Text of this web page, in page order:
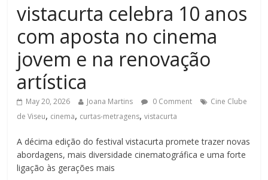
vistacurta celebra 10 anos
com aposta no cinema
jovem e na renovação
artística
May 20, 2026 Joana Martins 0 Comment
Cine Clube
de Viseu, cinema, curtas-metragens,vistacurta
A décima edição do festival vistacurta promete trazer novas
abordagens, mais diversidade cinematográfica e uma forte
ligação às gerações mais